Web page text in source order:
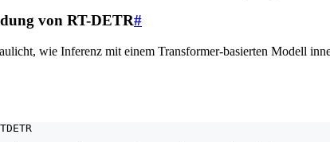
von RT-DETR#
wie Inferenz mit einem Transformer-basierten Modell